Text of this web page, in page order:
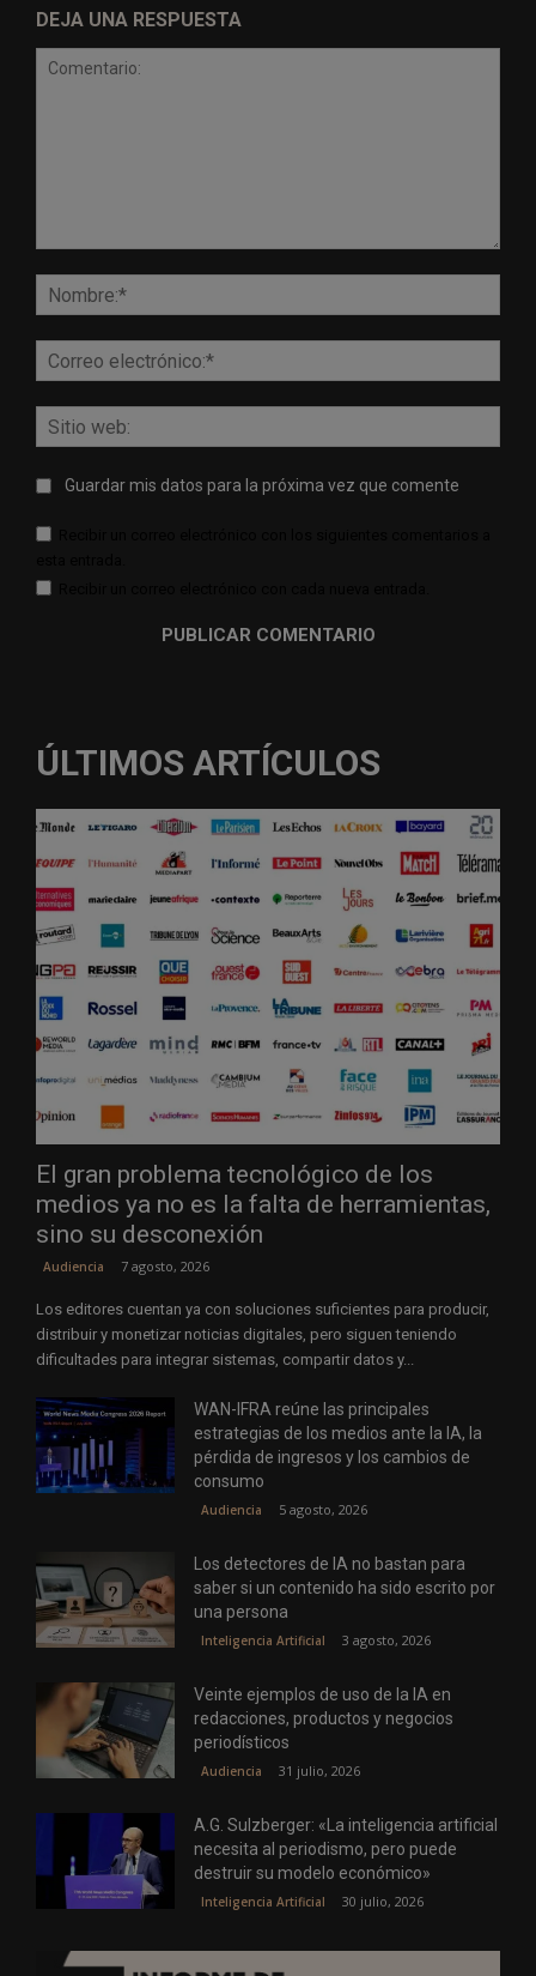
DEJA UNA RESPUESTA
web:
Guardar mis datos para la próxima vez que comente
ÚLTIMOS ARTÍCULOS
El gran problema tecnológico de los
medios ya no es la falta de herramientas,
sino su desconexión
Audiencia 7 agosto, 2026
Los editores cuentan ya con soluciones suficientes para producir,
distribuir y monetizar noticias digitales, pero siguen teniendo
dificultades para integrar sistemas, compartir datos y...
WAN-IFRA reúne las principales
estrategias de los medios ante la IA, la
pérdida de ingresos y los cambios de
consumo
Audiencia 5 agosto, 2026
Los detectores de IA no bastan para
saber si un contenido ha sido escrito por
una persona
Inteligencia Artificial 3 agosto, 2026
Veinte ejemplos de uso de la IA en
redacciones, productos y negocios
periodísticos
Audiencia 31 julio, 2026
A.G. Sulzberger: «La inteligencia artificial
necesita al periodismo, pero puede
destruir su modelo económico»
Inteligencia Artificial 30 julio, 2026